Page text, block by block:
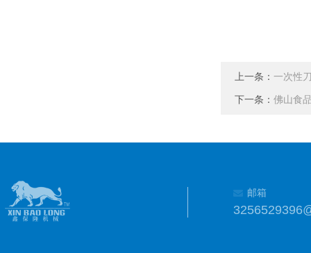
上一条： 一次性
下一条： 佛山食
邮箱